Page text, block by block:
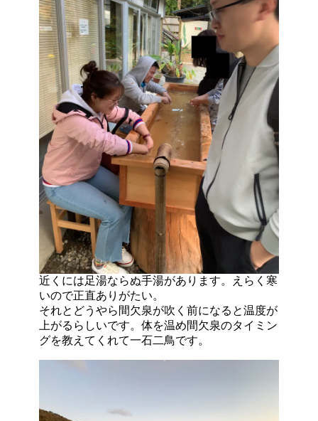
近くには足湯ならぬ手湯があります。えらく寒
いので正直ありがたい。
それとどうやら間欠泉が吹く前になると温度が
上がるらしいです。体を温め間欠泉のタイミン
グを教えてくれて一石二鳥です。